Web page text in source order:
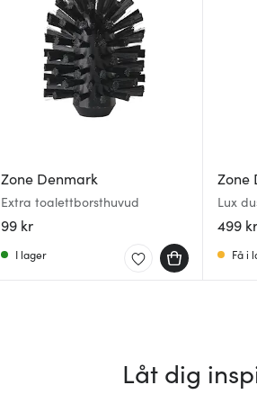
Zone Denmark
Extra toalettborsthuvud
99 kr
I lager
Zone
Lux
svart
499 kr
Få i
Låt dig